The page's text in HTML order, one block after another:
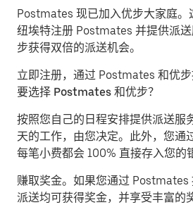
Postmates 现已加入优步大家庭。
纽埃特注册 Postmates 并提供派
步获得双倍的派送机会。
立即注册，通过 Postmates 和优步
要选择 Postmates 和优步？
按照您自己的日程安排提供派送服
天的工作，由您决定。此外，您通
每笔小费都会 100% 直接存入您的
赚取奖金。 如果您通过 Postmates
派送均可获得奖金，并享受丰富的